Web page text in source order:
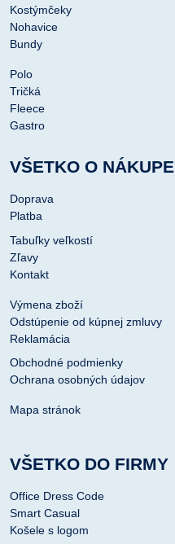
Kostýmčeky
Nohavice
Bundy
Polo
Tričká
Fleece
Gastro
VŠETKO O NÁKUPE
Doprava
Platba
Tabuľky veľkostí
Zľavy
Kontakt
Výmena zboží
Odstúpenie od kúpnej zmluvy
Reklamácia
Obchodné podmienky
Ochrana osobných údajov
Mapa stránok
VŠETKO DO FIRMY
Office Dress Code
Smart Casual
Košele s logom